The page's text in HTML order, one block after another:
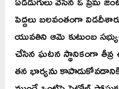
పెద్దలు బలవంతంగా
యువతిని ఆమె కుటుంబ
చేసిన ఘటన స్థానికంగా తీవ్ర
తన భార్యను